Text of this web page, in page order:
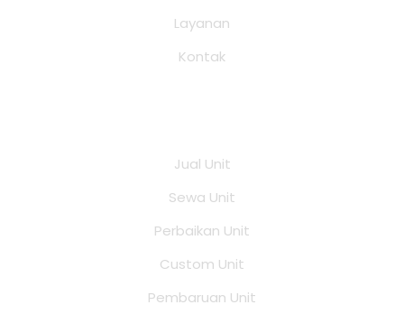
Layanan
Kontak
Jual Unit
Sewa Unit
Perbaikan Unit
Custom Unit
Pembaruan Unit